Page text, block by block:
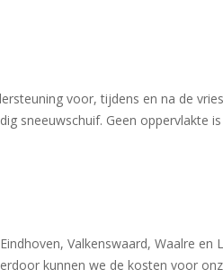
voor, tijdens en na de
sneeuwschuif. Geen oppervlakte
Valkenswaard, Waalre en
kunnen we de kosten voor